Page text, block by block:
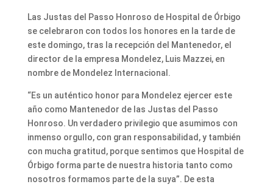
Las Justas del Passo Honroso de Hospital de Órbigo
se celebraron con todos los honores en la tarde de
este domingo, tras la recepción del Mantenedor, el
director de la empresa Mondelez, Luis Mazzei, en
nombre de Mondelez Internacional.
“Es un auténtico honor para Mondelez ejercer este
año como Mantenedor de las Justas del Passo
Honroso. Un verdadero privilegio que asumimos con
inmenso orgullo, con gran responsabilidad, y también
con mucha gratitud, porque sentimos que Hospital de
Órbigo forma parte de nuestra historia tanto como
nosotros formamos parte de la suya”. De esta